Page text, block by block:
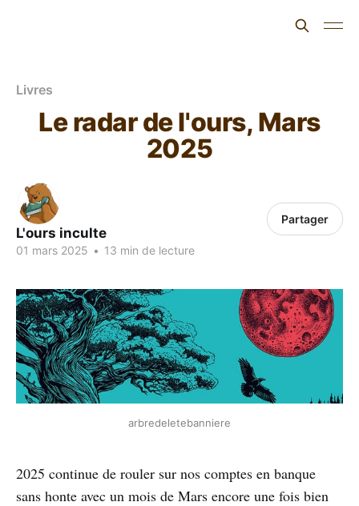
Livres
Le radar de l'ours, Mars
2025
L'ours inculte
01 mars 2025 • 13 min de lecture
Partager
arbredeletebanniere
2025 continue de rouler sur nos comptes en banque
sans honte avec un mois de Mars encore une fois bien